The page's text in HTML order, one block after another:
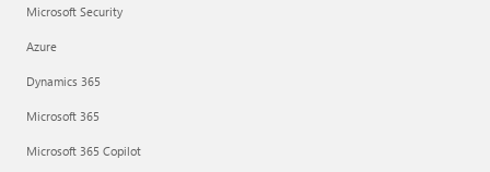
Microsoft Security
Azure
Dynamics 365
Microsoft 365
Microsoft 365 Copilot